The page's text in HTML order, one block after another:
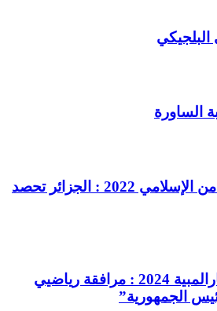
البلجيكي
الساورة
كاراتي دو/ألعاب التضامن الإسلامي 2022 : الجزائر تحصد
الألعاب الأولمبية و البارالمبية 2024 : مرافقة رياضيي
الجمهورية”